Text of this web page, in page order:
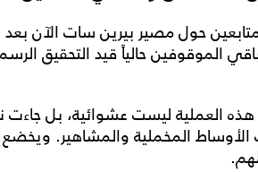
حول مصير بيرين سات الآن
الموقوفين حالياً قيد التحقيق
العملية ليست عشوائية، بل جاءت
المخملية والمشاهير.